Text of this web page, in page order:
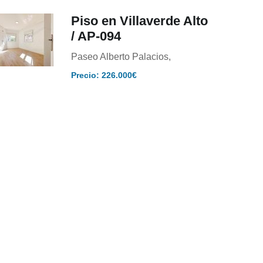
Piso en Villaverde Alto
/ AP-094
Paseo Alberto Palacios,
Precio: 226.000€